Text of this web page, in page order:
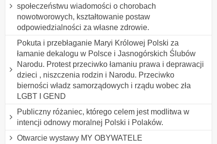
społeczeństwu wiadomości o chorobach
nowotworowych, kształtowanie postaw
odpowiedzialności za własne zdrowie.
Pokuta i przebłaganie Maryi Królowej Polski za
łamanie dekalogu w Polsce i Jasnogórskich Ślubów
Narodu. Protest przeciwko łamaniu prawa i deprawacji
dzieci , niszczenia rodzin i Narodu. Przeciwko
bierności władz samorządowych i rządu wobec zła
LGBT I GEND
Publiczny różaniec, którego celem jest modlitwa w
intencji odnowy moralnej Polski i Polaków.
Otwarcie wystawy MY OBYWATELE